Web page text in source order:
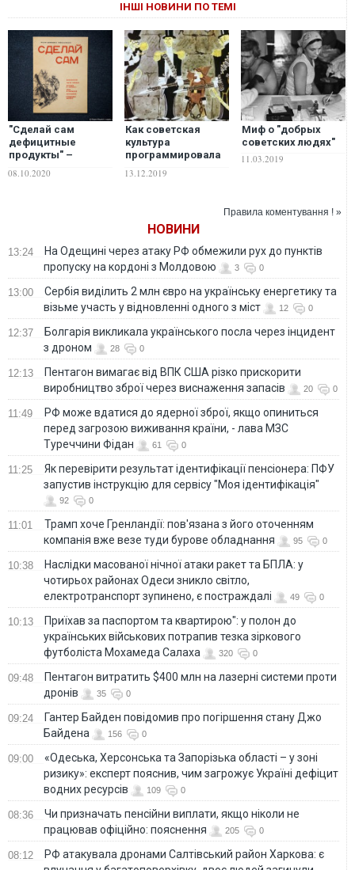
ІНШІ НОВИНИ ПО ТЕМІ
"Сделай сам
дефицитные
продукты" –
советской нищеты.
08.10.2020
Как советская
культура
программировала
13.12.2019
Миф о "добрых
советских людях"
11.03.2019
Правила коментування ! »
НОВИНИ
13:24
На Одещині через атаку РФ обмежили рух до пунктів
пропуску на кордоні з Молдовою
3 0
13:00
Сербія виділить 2 млн євро на українську енергетику та
візьме участь у відновленні одного з міст
12 0
12:37
Болгарія викликала українського посла через інцидент
з дроном
28 0
12:13
Пентагон вимагає від ВПК США різко прискорити
виробництво зброї через виснаження запасів
20 0
11:49
РФ може вдатися до ядерної зброї, якщо опиниться
перед загрозою виживання країни, - лава МЗС
Туреччини Фідан
61 0
11:25
Як перевірити результат ідентифікації пенсіонера: ПФУ
запустив інструкцію для сервісу "Моя ідентифікація"
92 0
11:01
Трамп хоче Гренландії: пов'язана з його оточенням
компанія вже везе туди бурове обладнання
95 0
10:38
Наслідки масованої нічної атаки ракет та БПЛА: у
чотирьох районах Одеси зникло світло,
електротранспорт зупинено, є постраждалі
49 0
10:13
Приїхав за паспортом та квартирою": у полон до
українських військових потрапив тезка зіркового
футболіста Мохамеда Салаха
320 0
09:48
Пентагон витратить $400 млн на лазерні системи проти
дронів
35 0
09:24
Гантер Байден повідомив про погіршення стану Джо
Байдена
156 0
09:00
«Одеська, Херсонська та Запорізька області – у зоні
ризику»: експерт пояснив, чим загрожує Україні дефіцит
водних ресурсів
109 0
08:36
Чи призначать пенсійни виплати, якщо ніколи не
працював офіційно: пояснення
205 0
08:12
РФ атакувала дронами Салтівський район Харкова: є